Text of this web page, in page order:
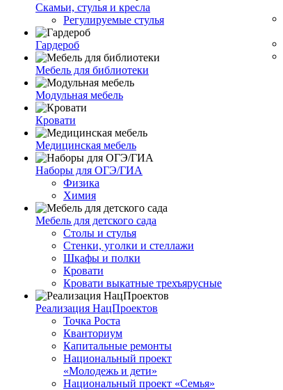
Скамьи, стулья и кресла
Регулируемые стулья
Гардероб
Мебель для библиотеки
Модульная мебель
Кровати
Медицинская мебель
Наборы для ОГЭ/ГИА
Физика
Химия
Мебель для детского сада
Столы и стулья
Стенки, уголки и стеллажи
Шкафы и полки
Кровати
Кровати выкатные трехъярусные
Реализация НацПроектов
Точка Роста
Кванториум
Капитальные ремонты
Национальный проект
«Молодежь и дети»
Национальный проект «Семья»